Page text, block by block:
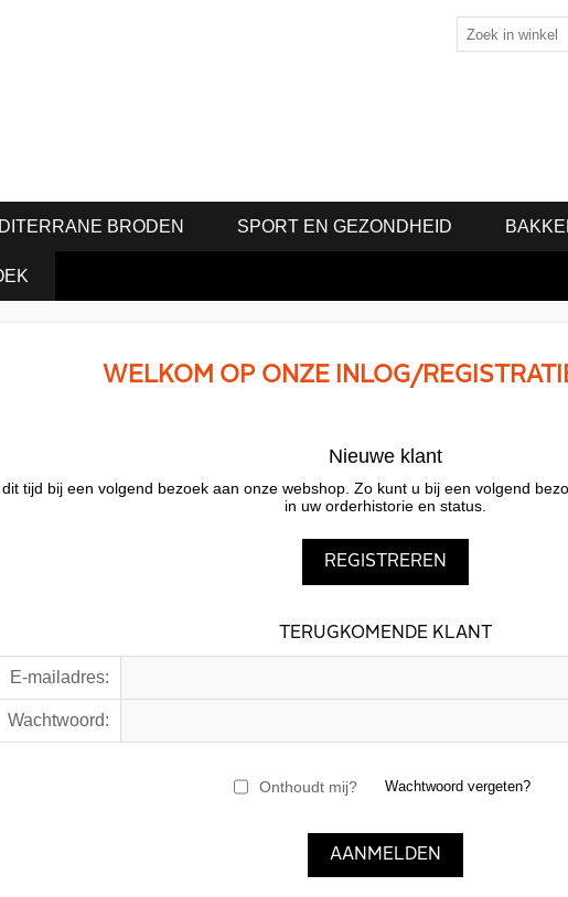
BRODEN SPORT EN GEZONDHEID
WELKOM OP ONZE INLOG/
Nieuwe klant
tijd bij een volgend bezoek aan onze webshop. Zo kunt u bij een volgend
in uw orderhistorie en status.
TERUGKOMENDE KLANT
E-mailadres:
Wachtwoord:
Onthoudt mij? Wachtwoord vergeten?